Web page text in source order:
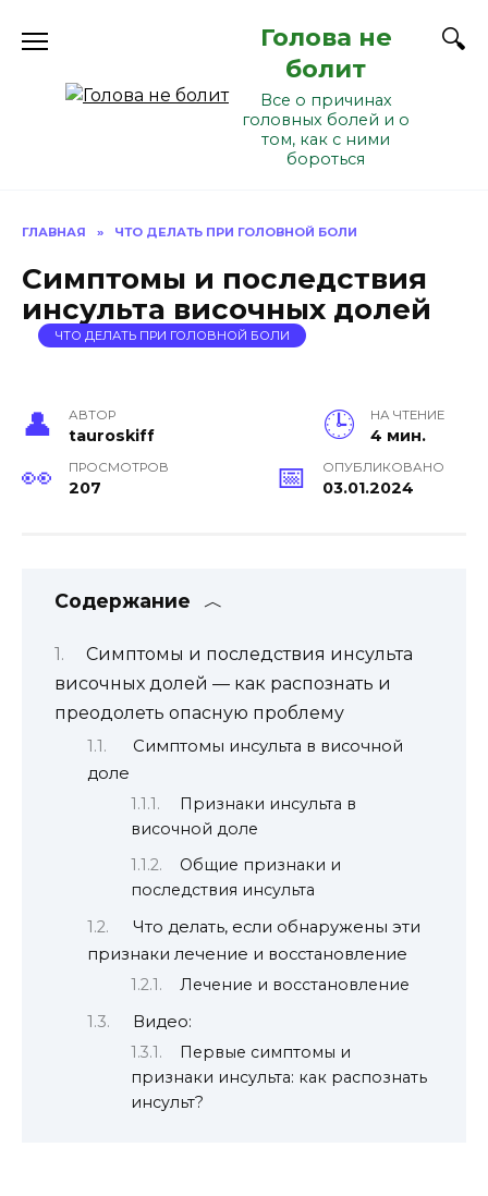
Голова не
болит
Все о причинах
головных болей и о
том, как с ними
бороться
ГЛАВНАЯ » ЧТО ДЕЛАТЬ ПРИ ГОЛОВНОЙ БОЛИ
Симптомы и последствия
инсульта височных долей
ЧТО ДЕЛАТЬ ПРИ ГОЛОВНОЙ БОЛИ
АВТОР
tauroskiff
НА ЧТЕНИЕ
4 мин.
ПРОСМОТРОВ
207
ОПУБЛИКОВАНО
03.01.2024
Содержание
Симптомы и последствия инсульта
височных долей — как распознать и
преодолеть опасную проблему
Симптомы инсульта в височной
доле
Признаки инсульта в
височной доле
Общие признаки и
последствия инсульта
Что делать, если обнаружены эти
признаки лечение и восстановление
Лечение и восстановление
Видео:
Первые симптомы и
признаки инсульта: как распознать
инсульт?